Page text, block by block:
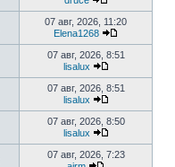
Перейти
к
последнему
07 авг, 2026, 11:20
Elena1268
Перейти
к
07 авг, 2026, 8:51
lisalux
Перейти
к
07 авг, 2026, 8:51
lisalux
Перейти
к
07 авг, 2026, 8:50
lisalux
Перейти
к
07 авг, 2026, 7:23